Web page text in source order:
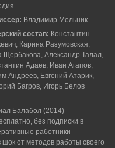
Владимир Мельник
состав: Константин
Карина Разумовская,
Щербакова, Александр Талал,
Адаев, Иван Агапов,
Андреев, Евгений Атарик,
Багров, Игорь Белов
Балабол (2014)
без подписки в
работники
от методов работы своего